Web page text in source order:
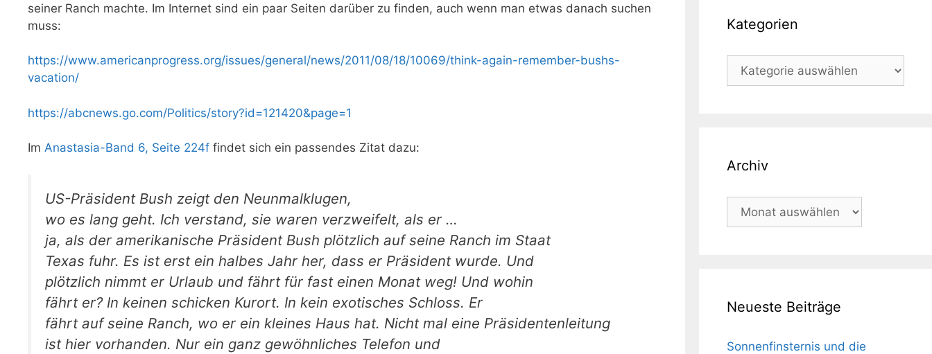
seiner Ranch machte. Im Internet sind ein paar Seiten darüber zu finden, auch wenn man etwas danach suchen
muss:
https://www.americanprogress.org/issues/general/news/2011/08/18/10069/think-again-remember-bushs-
vacation/
https://abcnews.go.com/Politics/story?id=121420&page=1
Im Anastasia-Band 6, Seite 224f findet sich ein passendes Zitat dazu:
US-Präsident Bush zeigt den Neunmalklugen,
wo es lang geht. Ich verstand, sie waren verzweifelt, als er …
ja, als der amerikanische Präsident Bush plötzlich auf seine Ranch im Staat
Texas fuhr. Es ist erst ein halbes Jahr her, dass er Präsident wurde. Und
plötzlich nimmt er Urlaub und fährt für fast einen Monat weg! Und wohin
fährt er? In keinen schicken Kurort. In kein exotisches Schloss. Er
fährt auf seine Ranch, wo er ein kleines Haus hat. Nicht mal eine Präsidentenleitung
ist hier vorhanden. Nur ein ganz gewöhnliches Telefon und
Kategorien
Kategorien
Archiv
Archiv
Neueste Beiträge
Sonnenfinsternis und die